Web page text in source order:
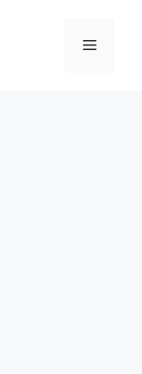
메